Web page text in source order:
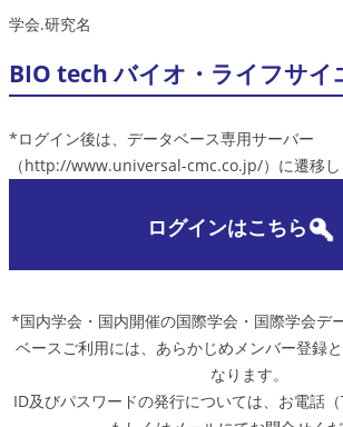
学会.研究名
BIO tech バイオ・ライフサイ
*ログイン後は、データベース専用サーバー
（http://www.universal-cmc.co.jp/）に遷移し
ログインはこちら
*国内学会・国内開催の国際学会・国際学会デ
ベースご利用には、あらかじめメンバー登録
なります。
ID及びパスワードの発行については、お電話（